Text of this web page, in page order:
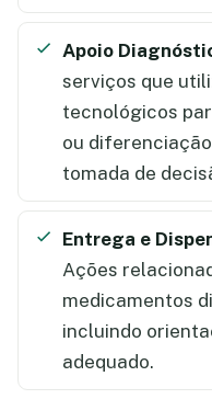
Apoio
serviços que
tecnológicos
ou
tomada de
Entrega e
Ações
medicamentos
incluindo
adequado.